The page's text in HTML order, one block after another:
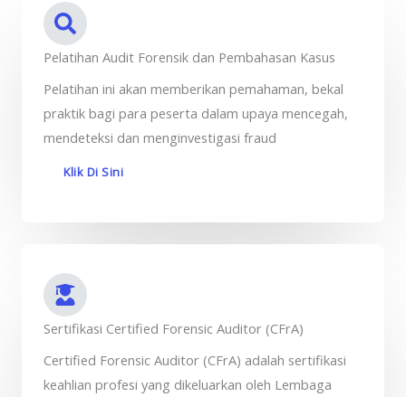
Pelatihan Audit Forensik dan Pembahasan Kasus
Pelatihan ini akan memberikan pemahaman, bekal
praktik bagi para peserta dalam upaya mencegah,
mendeteksi dan menginvestigasi fraud
Klik Di Sini
Sertifikasi Certified Forensic Auditor (CFrA)
Certified Forensic Auditor (CFrA) adalah sertifikasi
keahlian profesi yang dikeluarkan oleh Lembaga